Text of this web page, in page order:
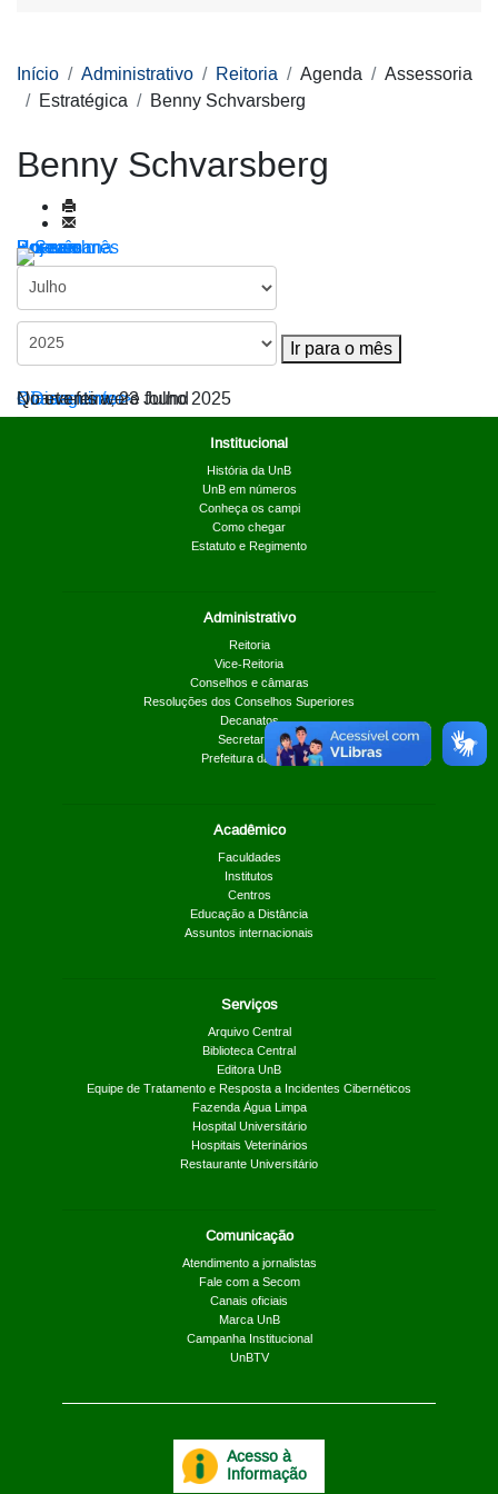
Início Administrativo Reitoria Agenda
Assessoria
Estratégica
Benny Schvarsberg
Benny Schvarsberg
Por ano
Por mês
Por semana
Hoje
Ir para o mês
Ir para o mês
< Dia anterior
Quarta-feira, 23 Julho 2025
Dia seguinte >
No events were found
Institucional
História da UnB
UnB em números
Conheça os campi
Como chegar
Estatuto e Regimento
Administrativo
Reitoria
Vice-Reitoria
Conselhos e câmaras
Resoluções dos Conselhos Superiores
Decanatos
Secretarias
Prefeitura da UnB
Acadêmico
Faculdades
Institutos
Centros
Educação a Distância
Assuntos internacionais
Serviços
Arquivo Central
Biblioteca Central
Editora UnB
Equipe de Tratamento e Resposta a Incidentes Cibernéticos
Fazenda Água Limpa
Hospital Universitário
Hospitais Veterinários
Restaurante Universitário
Comunicação
Atendimento a jornalistas
Fale com a Secom
Canais oficiais
Marca UnB
Campanha Institucional
UnBTV
Acesso à
Informação